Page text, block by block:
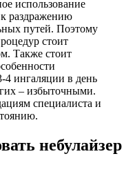
использование
раздражению
путей. Поэтому
стоит
Также стоит
4 ингаляции в день
– избыточными.
специалиста и
небулайзер